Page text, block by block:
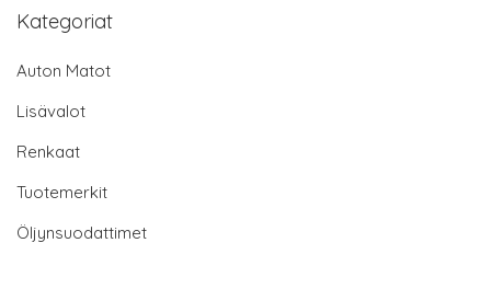
Kategoriat
Auton Matot
Lisävalot
Renkaat
Tuotemerkit
Öljynsuodattimet